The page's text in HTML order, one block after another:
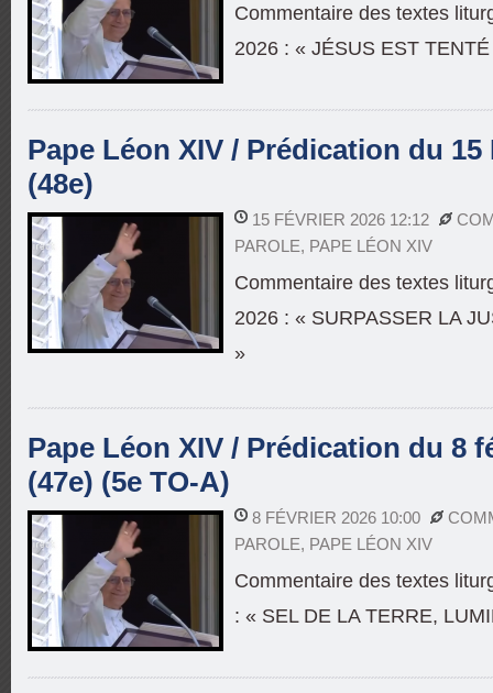
Commentaire des textes
2026 : « JÉSUS EST
Pape Léon XIV / Prédication du 15
(48e)
15 FÉVRIER 2026 12:12
PAROLE, PAPE LÉON XIV
Commentaire des textes
2026 : « SURPASSER LA
»
Pape Léon XIV / Prédication du 8
(47e) (5e TO-A)
8 FÉVRIER 2026 10:00
PAROLE, PAPE LÉON XIV
Commentaire des textes
: « SEL DE LA TERRE,